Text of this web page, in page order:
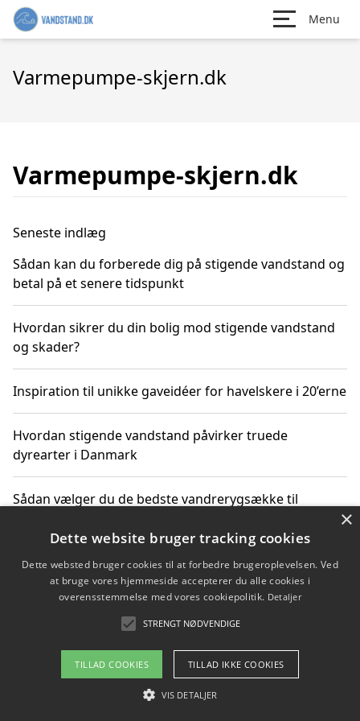
Menu
Varmepumpe-skjern.dk
Varmepumpe-skjern.dk
Seneste indlæg
Sådan kan du forberede dig på stigende vandstand og
betal på et senere tidspunkt
Hvordan sikrer du din bolig mod stigende vandstand
og skader?
Inspiration til unikke gaveidéer for havelskere i 20’erne
Hvordan stigende vandstand påvirker truede
dyrearter i Danmark
Sådan vælger du de bedste vandrerygsække til
Copyright 2026 - Pilanto Aps
Om / kontakt
×
Dette website bruger tracking cookies
Dette websted bruger cookies til at forbedre brugeroplevelsen. Ved
at bruge vores hjemmeside accepterer du alle cookies i
overensstemmelse med vores cookiepolitik. Detaljer
STRENGT NØDVENDIGE
TILLAD COOKIES TILLAD IKKE COOKIES
VIS DETALJER